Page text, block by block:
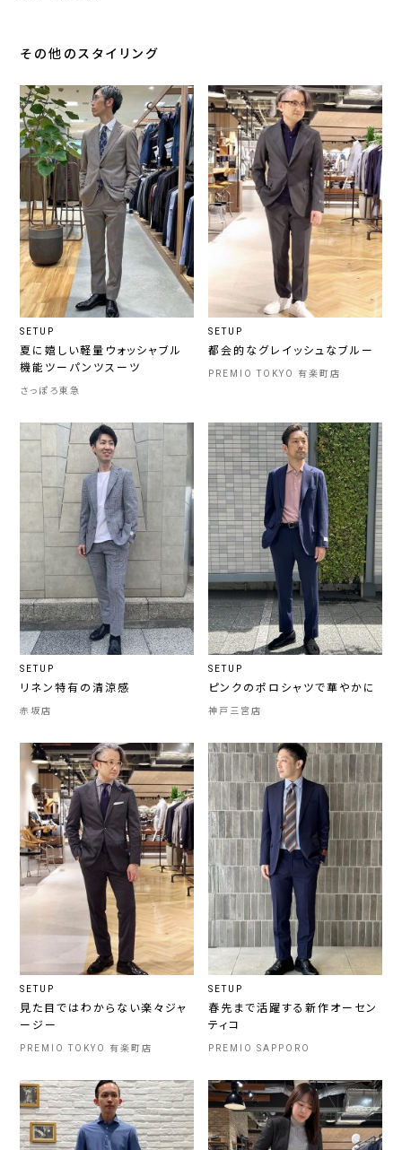
その他のスタイリング
SETUP
夏に嬉しい軽量ウォッシャブル
機能ツーパンツスーツ
さっぽろ東急
SETUP
都会的なグレイッシュなブルー
PREMIO TOKYO 有楽町店
SETUP
リネン特有の清涼感
赤坂店
SETUP
ピンクのポロシャツで華やかに
神戸三宮店
SETUP
見た目ではわからない楽々ジャ
ージー
PREMIO TOKYO 有楽町店
SETUP
春先まで活躍する新作オーセン
ティコ
PREMIO SAPPORO